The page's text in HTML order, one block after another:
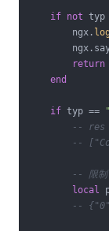
if not typ
        ngx.
log
return
end
if typ ==
-- res
--
-- 限制
local
--